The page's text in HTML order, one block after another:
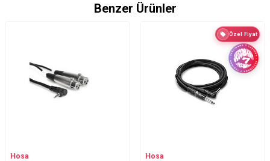
Benzer Ürünler
Hosa
Özel Fiyat
Hosa